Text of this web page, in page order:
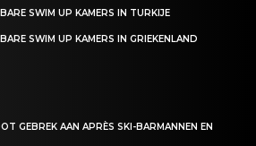
SWIM UP KAMERS IN TURKIJE
SWIM UP KAMERS IN GRIEKENLAND
GEBREK AAN APRÈS SKI-BARMANNEN EN